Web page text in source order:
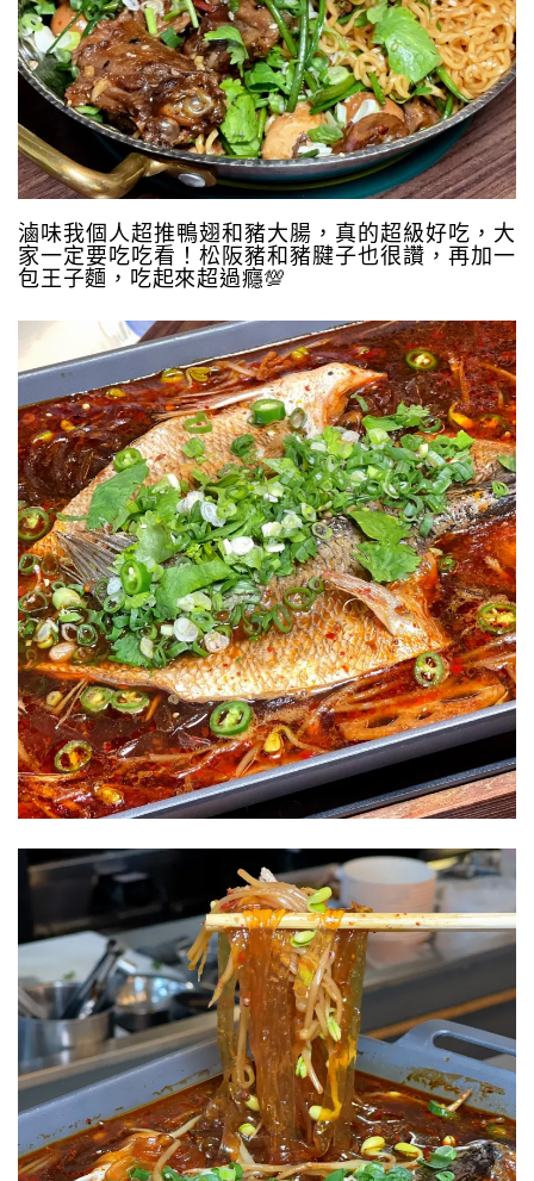
滷味我個人超推鴨翅和豬大腸，真的超級好吃，大
家一定要吃吃看！松阪豬和豬腱子也很讚，再加一
包王子麵，吃起來超過癮💯